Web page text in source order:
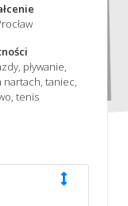
pływanie,
nartach, taniec,
tenis